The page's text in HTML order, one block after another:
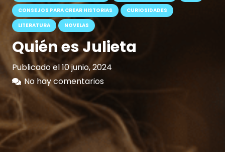
CONSEJOS PARA CREAR HISTORIAS
CURIOSIDADES
LITERATURA
NOVELAS
Quién es Julieta
Publicado el10 junio, 2024
No hay comentarios